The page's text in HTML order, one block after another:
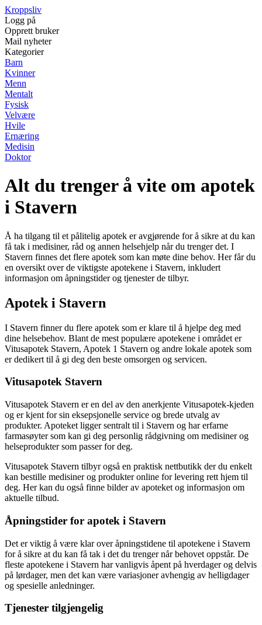
Kroppsliv
Logg på
Opprett bruker
Mail nyheter
Kategorier
Barn
Kvinner
Menn
Mentalt
Fysisk
Velvære
Hvile
Ernæring
Medisin
Doktor
Alt du trenger å vite om apotek
i Stavern
Å ha tilgang til et pålitelig apotek er avgjørende for å sikre at du kan
få tak i medisiner, råd og annen helsehjelp når du trenger det. I
Stavern finnes det flere apotek som kan møte dine behov. Her får du
en oversikt over de viktigste apotekene i Stavern, inkludert
informasjon om åpningstider og tjenester de tilbyr.
Apotek i Stavern
I Stavern finner du flere apotek som er klare til å hjelpe deg med
dine helsebehov. Blant de mest populære apotekene i området er
Vitusapotek Stavern, Apotek 1 Stavern og andre lokale apotek som
er dedikert til å gi deg den beste omsorgen og servicen.
Vitusapotek Stavern
Vitusapotek Stavern er en del av den anerkjente Vitusapotek-kjeden
og er kjent for sin eksepsjonelle service og brede utvalg av
produkter. Apoteket ligger sentralt til i Stavern og har erfarne
farmasøyter som kan gi deg personlig rådgivning om medisiner og
helseprodukter som passer for deg.
Vitusapotek Stavern tilbyr også en praktisk nettbutikk der du enkelt
kan bestille medisiner og produkter online for levering rett hjem til
deg. Her kan du også finne bilder av apoteket og informasjon om
aktuelle tilbud.
Åpningstider for apotek i Stavern
Det er viktig å være klar over åpningstidene til apotekene i Stavern
for å sikre at du kan få tak i det du trenger når behovet oppstår. De
fleste apotekene i Stavern har vanligvis åpent på hverdager og delvis
på lørdager, men det kan være variasjoner avhengig av helligdager
og spesielle anledninger.
Tjenester tilgjengelig